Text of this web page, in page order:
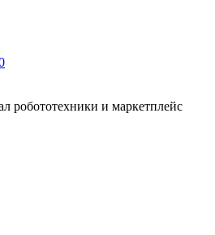
и маркетплейс